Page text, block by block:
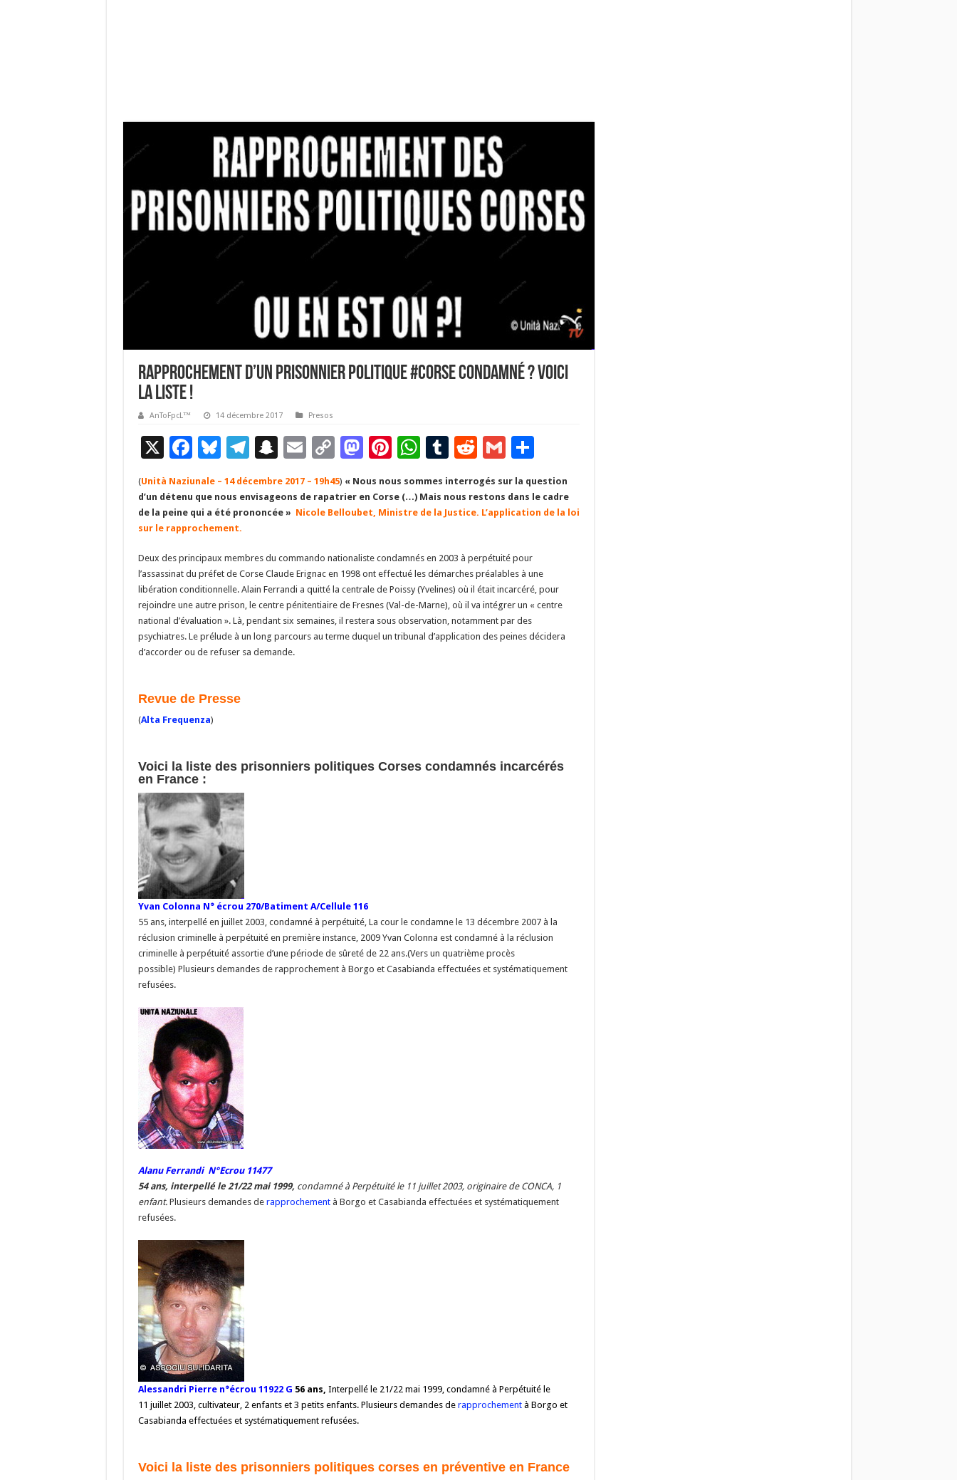
Rapprochement d’un prisonnier politique #corse condamné ? Voici
la liste !
AnToFpcL™ 14 décembre 2017 Presos
X
F
ac
e
b
o
o
k
Bl
es
ky
T
el
e
gr
m
S
a
p
h
at
E
m
ai
l
C
p
y
n
k
M
to
d
n
Pi
er
es
W
at
sA
p
T
m
bl
R
e
d
di
G
m
ai
l
ar
ta
g
(Unità Naziunale – 14 décembre 2017 – 19h45) « Nous nous sommes interrogés sur la question
d’un détenu que nous envisageons de rapatrier en Corse (…) Mais nous restons dans le cadre
de la peine qui a été prononcée » Nicole Belloubet, Ministre de la Justice. L’application de la loi
sur le rapprochement.
Deux des principaux membres du commando nationaliste condamnés en 2003 à perpétuité pour
l’assassinat du préfet de Corse Claude Erignac en 1998 ont effectué les démarches préalables à une
libération conditionnelle. Alain Ferrandi a quitté la centrale de Poissy (Yvelines) où il était incarcéré, pour
rejoindre une autre prison, le centre pénitentiaire de Fresnes (Val-de-Marne), où il va intégrer un « centre
national d’évaluation ». Là, pendant six semaines, il restera sous observation, notamment par des
psychiatres. Le prélude à un long parcours au terme duquel un tribunal d’application des peines décidera
d’accorder ou de refuser sa demande.
Revue de Presse
(Alta Frequenza)
Voici la liste des prisonniers politiques Corses condamnés incarcérés
en France :
Yvan Colonna N° écrou 270/Batiment A/Cellule 116
55 ans, interpellé en juillet 2003, condamné à perpétuité, La cour le condamne le 13 décembre 2007 à la
réclusion criminelle à perpétuité en première instance, 2009 Yvan Colonna est condamné à la réclusion
criminelle à perpétuité assortie d’une période de sûreté de 22 ans.(Vers un quatrième procès
possible) Plusieurs demandes de rapprochement à Borgo et Casabianda effectuées et systématiquement
refusées.
Alanu Ferrandi N°Ecrou 11477
54 ans, interpellé le 21/22 mai 1999, condamné à Perpétuité le 11 juillet 2003, originaire de CONCA, 1
enfant. Plusieurs demandes derapprochementà Borgo et Casabianda effectuées et systématiquement
refusées.
Alessandri Pierre n°écrou 11922 G 56 ans, Interpellé le 21/22 mai 1999, condamné à Perpétuité le
11 juillet 2003, cultivateur, 2 enfants et 3 petits enfants. Plusieurs demandes derapprochementà Borgo et
Casabianda effectuées et systématiquement refusées.
Voici la liste des prisonniers politiques corses en préventive en France